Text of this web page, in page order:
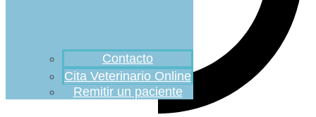
Contacto
Cita Veterinario Online
Remitir un paciente